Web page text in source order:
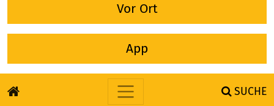
Vor Ort
App
Zum Inhalt springen
SUCHE